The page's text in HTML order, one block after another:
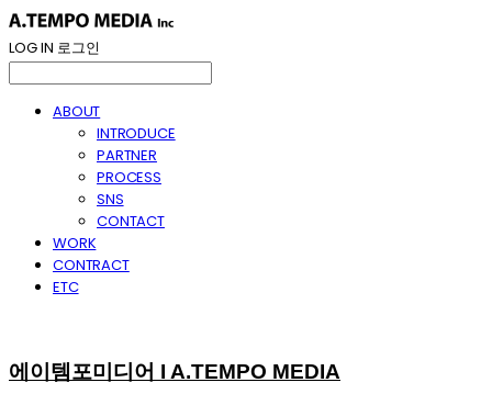
LOG IN 로그인
ABOUT
INTRODUCE
PARTNER
PROCESS
SNS
CONTACT
WORK
CONTRACT
ETC
에이템포미디어 I A.TEMPO MEDIA